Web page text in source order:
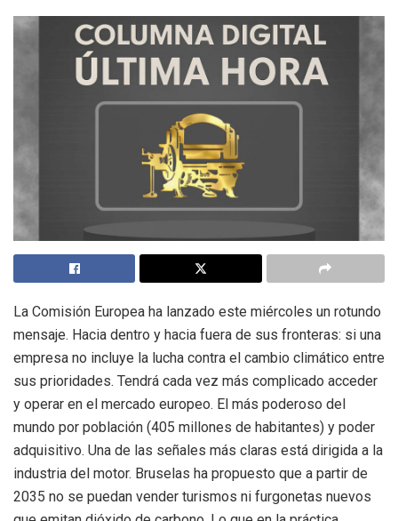
La Comisión Europea ha lanzado este miércoles un rotundo
mensaje. Hacia dentro y hacia fuera de sus fronteras: si una
empresa no incluye la lucha contra el cambio climático entre
sus prioridades. Tendrá cada vez más complicado acceder
y operar en el mercado europeo. El más poderoso del
mundo por población (405 millones de habitantes) y poder
adquisitivo. Una de las señales más claras está dirigida a la
industria del motor. Bruselas ha propuesto que a partir de
2035 no se puedan vender turismos ni furgonetas nuevos